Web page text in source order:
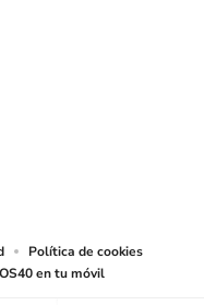
Política de cookies
en tu móvil